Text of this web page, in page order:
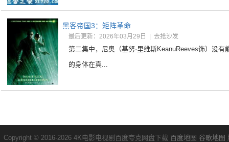
黑客帝国3：矩阵革命
最后更新：2026年03月29日 去抢沙发
第二集中，尼奥（基努·里维斯KeanuReeves饰）没有
的身体在真...
Copyright © 2016-2026 4K电影电视剧百度夸克网盘下载 百度地图 谷歌地图